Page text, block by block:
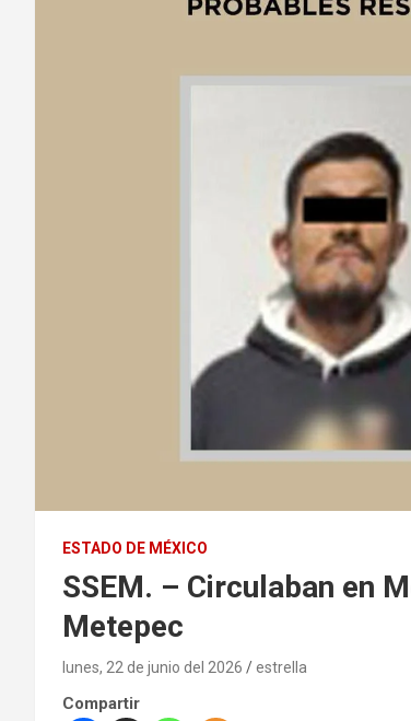
ESTADO DE MÉXICO
SSEM. – Circulaban en
Metepec
lunes, 22 de junio del 2026 estrella
Compartir